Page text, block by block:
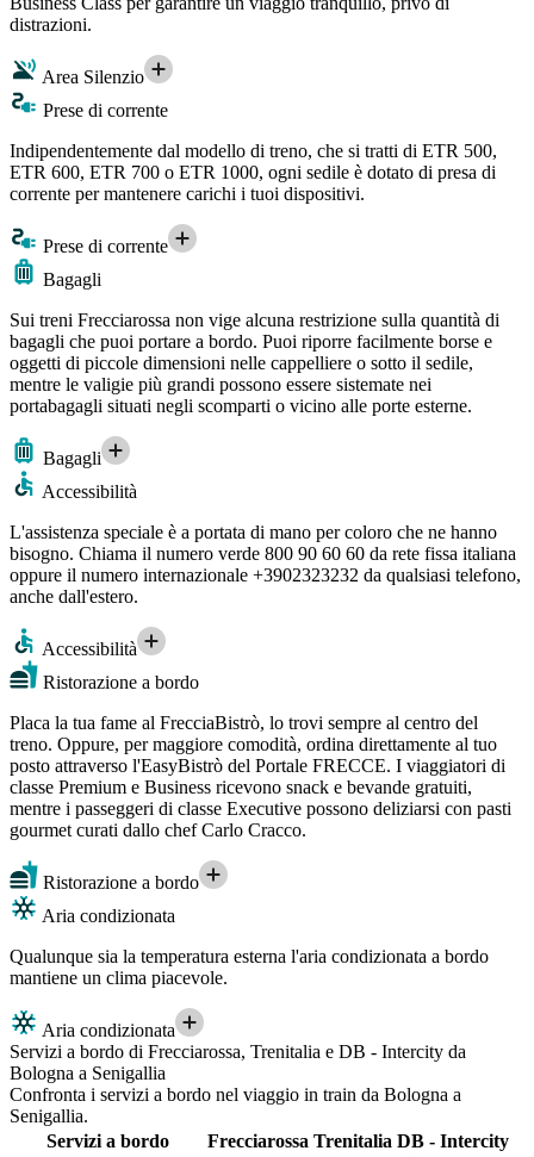
distrazioni.
Area Silenzio
Prese di corrente
Indipendentemente dal modello di treno, che si tratti di ETR 500,
ETR 600, ETR 700 o ETR 1000, ogni sedile è dotato di presa di
corrente per mantenere carichi i tuoi dispositivi.
Prese di corrente
Bagagli
Sui treni Frecciarossa non vige alcuna restrizione sulla quantità di
bagagli che puoi portare a bordo. Puoi riporre facilmente borse e
oggetti di piccole dimensioni nelle cappelliere o sotto il sedile,
mentre le valigie più grandi possono essere sistemate nei
portabagagli situati negli scomparti o vicino alle porte esterne.
Bagagli
Accessibilità
L'assistenza speciale è a portata di mano per coloro che ne hanno
bisogno. Chiama il numero verde 800 90 60 60 da rete fissa italiana
oppure il numero internazionale +3902323232 da qualsiasi telefono,
anche dall'estero.
Accessibilità
Ristorazione a bordo
Placa la tua fame al FrecciaBistrò, lo trovi sempre al centro del
treno. Oppure, per maggiore comodità, ordina direttamente al tuo
posto attraverso l'EasyBistrò del Portale FRECCE. I viaggiatori di
classe Premium e Business ricevono snack e bevande gratuiti,
mentre i passeggeri di classe Executive possono deliziarsi con pasti
gourmet curati dallo chef Carlo Cracco.
Ristorazione a bordo
Aria condizionata
Qualunque sia la temperatura esterna l'aria condizionata a bordo
mantiene un clima piacevole.
Aria condizionata
Servizi a bordo di Frecciarossa, Trenitalia e DB - Intercity da
Bologna a Senigallia
Confronta i servizi a bordo nel viaggio in train da Bologna a
Senigallia.
Servizi a bordo
Frecciarossa Trenitalia DB - Intercity